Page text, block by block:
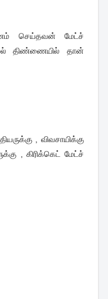
செய்தவன் மேட்ச்
திண்ணையில் தான்
, விவசாயிக்கு
, கிரிக்கெட் மேட்ச்